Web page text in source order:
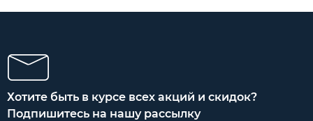
Хотите быть в курсе всех акций и скидок?
Подпишитесь на нашу рассылку